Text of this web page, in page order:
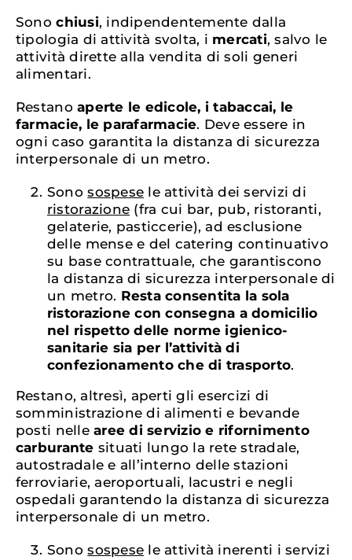
Sonochiusi, indipendentemente dalla
tipologia di attività svolta, i mercati, salvo le
attività dirette alla vendita di soli generi
alimentari.
Restanoaperte le edicole, i tabaccai, le
farmacie, le parafarmacie. Deve essere in
ogni caso garantita la distanza di sicurezza
interpersonale di un metro.
Sonosospese le attività dei servizi di
ristorazione (fra cui bar, pub, ristoranti,
gelaterie, pasticcerie), ad esclusione
delle mense e del catering continuativo
su base contrattuale, che garantiscono
la distanza di sicurezza interpersonale di
un metro. Resta consentita la sola
ristorazione con consegna a domicilio
nel rispetto delle norme igienico-
sanitarie sia per l’attività di
confezionamento che di trasporto.
Restano, altresì, aperti gli esercizi di
somministrazione di alimenti e bevande
posti nellearee di servizio e rifornimento
carburante situati lungo la rete stradale,
autostradale e all’interno delle stazioni
ferroviarie, aeroportuali, lacustri e negli
ospedali garantendo la distanza di sicurezza
interpersonale di un metro.
Sonosospese le attività inerenti i servizi